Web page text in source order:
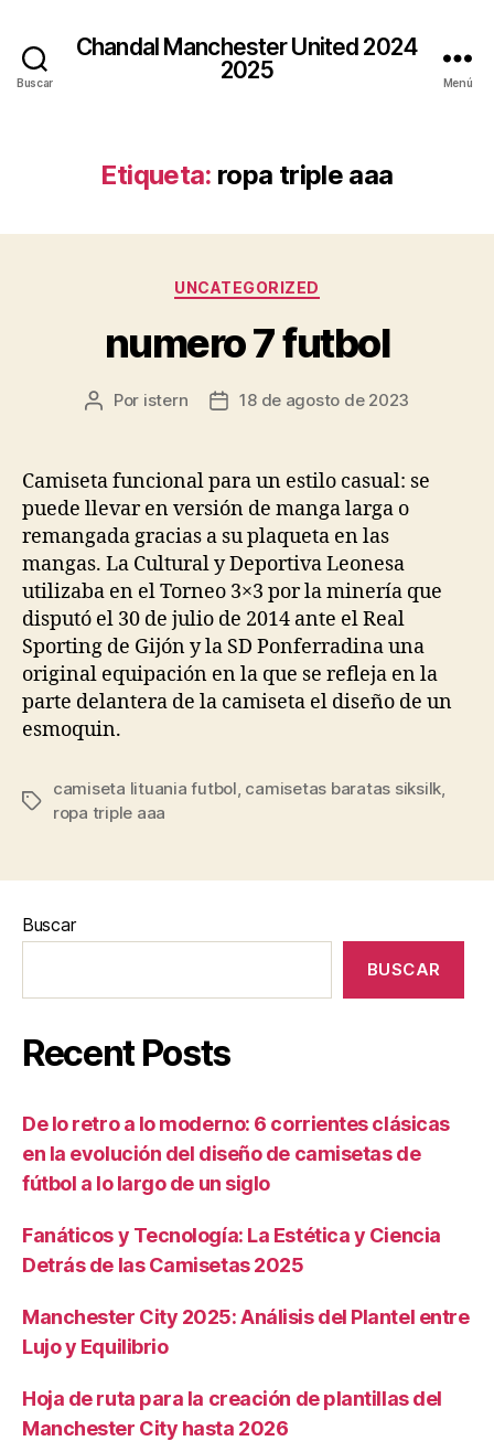
Buscar
Chandal Manchester United 2024
2025
Menú
Etiqueta: ropa triple aaa
Categorías
UNCATEGORIZED
numero 7 futbol
Autor
entrada
Por istern
Fecha
entrada
18 de agosto de 2023
Camiseta funcional para un estilo casual: se
puede llevar en versión de manga larga o
remangada gracias a su plaqueta en las
mangas. La Cultural y Deportiva Leonesa
utilizaba en el Torneo 3×3 por la minería que
disputó el 30 de julio de 2014 ante el Real
Sporting de Gijón y la SD Ponferradina una
original equipación en la que se refleja en la
parte delantera de la camiseta el diseño de un
esmoquin.
Etiquetas
camiseta lituania futbol camisetas baratas siksilk
ropa triple aaa
Buscar
BUSCAR
Recent Posts
De lo retro a lo moderno: 6 corrientes clásicas
en la evolución del diseño de camisetas de
fútbol a lo largo de un siglo
Fanáticos y Tecnología: La Estética y Ciencia
Detrás de las Camisetas 2025
Manchester City 2025: Análisis del Plantel entre
Lujo y Equilibrio
Hoja de ruta para la creación de plantillas del
Manchester City hasta 2026